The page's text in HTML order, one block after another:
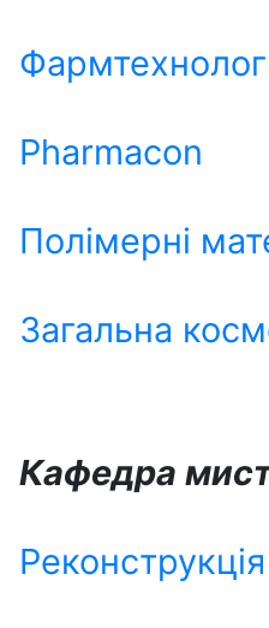
Фармтехнолог
Pharmacon
Полімерні
Загальна
Кафедра